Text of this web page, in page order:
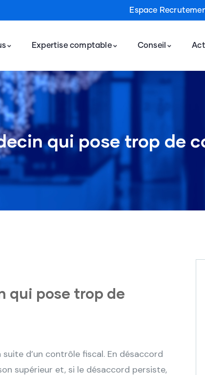
Espace
Expertise comptable Conseil
qui pose trop de
qui pose trop de
d’un contrôle fiscal. En désaccord
supérieur et, si le désaccord persiste,